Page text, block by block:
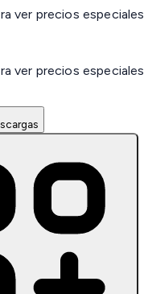
ver precios especiales
ver precios especiales